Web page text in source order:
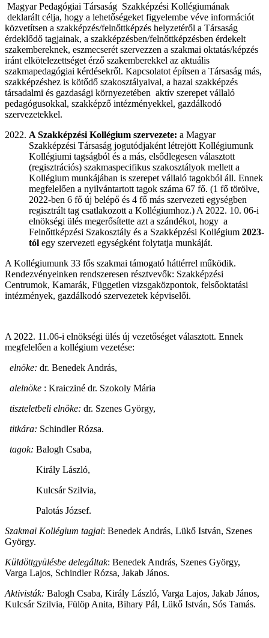
Magyar Pedagógiai Társaság Szakképzési Kollégiumának
deklarált célja, hogy a lehetőségeket figyelembe véve információt
közvetítsen a szakképzés/felnőttképzés helyzetéről a Társaság
érdeklődő tagjainak, a szakképzésben/felnőttképzésben érdekelt
szakembereknek, eszmecserét szervezzen a szakmai oktatás/képzés
iránt elkötelezettséget érző szakemberekkel az aktuális
szakmapedagógiai kérdésekről. Kapcsolatot építsen a Társaság más,
szakképzéshez is kötődő szakosztályaival, a hazai szakképzés
társadalmi és gazdasági környezetében aktív szerepet vállaló
pedagógusokkal, szakképző intézményekkel, gazdálkodó
szervezetekkel.
A Szakképzési Kollégium szervezete: a Magyar
Szakképzési Társaság jogutódjaként létrejött Kollégiumunk
Kollégiumi tagságból és a más, elsődlegesen választott
(regisztrációs) szakmaspecifikus szakosztályok mellett a
Kollégium munkájában is szerepet vállaló tagokból áll. Ennek
megfelelően a nyilvántartott tagok száma 67 fő. (1 fő törölve,
2022-ben 6 fő új belépő és 4 fő más szervezeti egységben
regisztrált tag csatlakozott a Kollégiumhoz.) A 2022. 10. 06-i
elnökségi ülés megerősítette azt a szándékot, hogy a
Felnőttképzési Szakosztály és a Szakképzési Kollégium 2023-
tól egy szervezeti egységként folytatja munkáját.
A Kollégiumunk 33 fős szakmai támogató háttérrel működik.
Rendezvényeinken rendszeresen résztvevők: Szakképzési
Centrumok, Kamarák, Független vizsgaközpontok, felsőoktatási
intézmények, gazdálkodó szervezetek képviselői.
A 2022. 11.06-i elnökségi ülés új vezetőséget választott. Ennek
megfelelően a kollégium vezetése:
elnöke: dr. Benedek András,
alelnöke : Kraicziné dr. Szokoly Mária
tiszteletbeli elnöke: dr. Szenes György,
titkára: Schindler Rózsa.
tagok: Balogh Csaba,
Király László,
Kulcsár Szilvia,
Palotás József.
Szakmai Kollégium tagjai: Benedek András, Lükő István, Szenes
György.
Küldöttgyülésbe delegáltak: Benedek András, Szenes György,
Varga Lajos, Schindler Rózsa, Jakab János.
Aktivisták: Balogh Csaba, Király László, Varga Lajos, Jakab János,
Kulcsár Szilvia, Fülöp Anita, Bihary Pál, Lükő István, Sós Tamás.